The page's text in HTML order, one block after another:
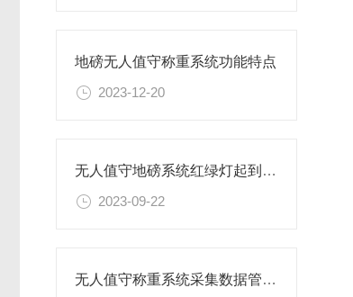
地磅无人值守称重系统功能特点
2023-12-20
无人值守地磅系统红绿灯起到什么作用
2023-09-22
无人值守称重系统采集数据管理防控作假提高过磅效率